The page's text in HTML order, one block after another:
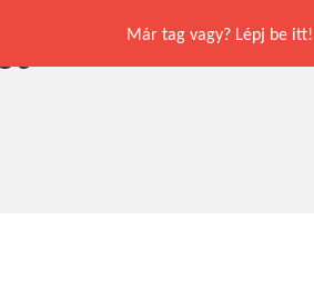
Már tag vagy? Lépj be itt!